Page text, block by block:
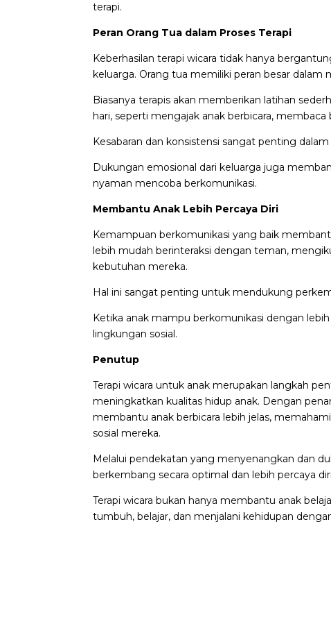
terapi.
Peran Orang Tua dalam Proses Terapi
Keberhasilan terapi wicara tidak hanya
keluarga. Orang tua memiliki peran besar
Biasanya terapis akan memberikan latihan
hari, seperti mengajak anak berbicara,
Kesabaran dan konsistensi sangat penting
Dukungan emosional dari keluarga juga
nyaman mencoba berkomunikasi.
Membantu Anak Lebih Percaya Diri
Kemampuan berkomunikasi yang baik
lebih mudah berinteraksi dengan teman,
kebutuhan mereka.
Hal ini sangat penting untuk mendukung
Ketika anak mampu berkomunikasi dengan
lingkungan sosial.
Penutup
Terapi wicara untuk anak merupakan langkah
meningkatkan kualitas hidup anak. Dengan
membantu anak berbicara lebih jelas,
sosial mereka.
Melalui pendekatan yang menyenangkan dan
berkembang secara optimal dan lebih percaya
Terapi wicara bukan hanya membantu anak
tumbuh, belajar, dan menjalani kehidupan